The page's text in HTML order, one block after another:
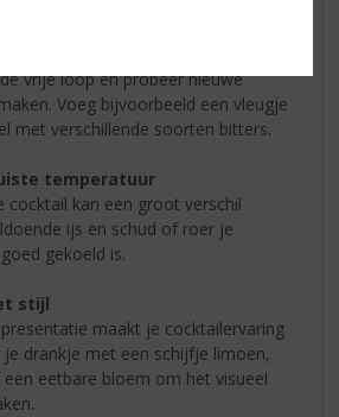
vrije loop en probeer nieuwe
Voeg bijvoorbeeld een vleugje
met verschillende soorten bitters.
temperatuur
cocktail kan een groot verschil
ijs en schud of roer je
gekoeld is.
stijl
maakt je cocktailervaring
je drankje met een schijfje limoen,
eetbare bloem om het visueel